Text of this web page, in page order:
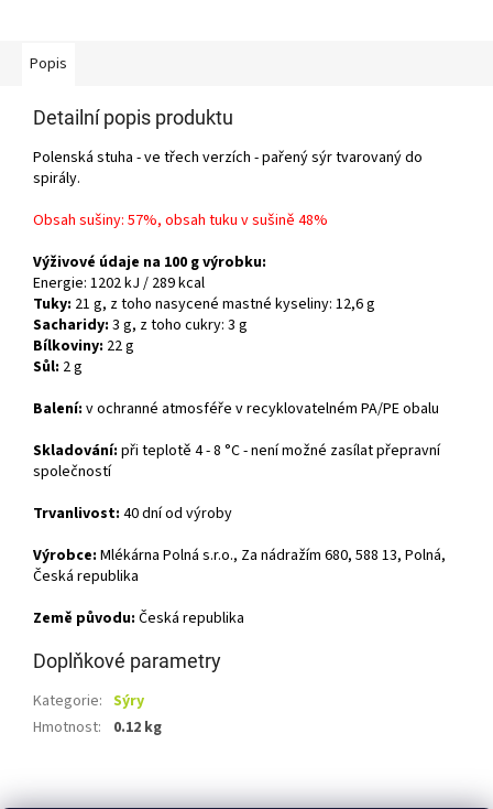
Popis
Detailní popis produktu
Polenská stuha - ve třech verzích - pařený sýr tvarovaný do
spirály.
Obsah sušiny: 57%, obsah tuku v sušině 48%
Výživové údaje na 100 g výrobku:
Energie: 1202 kJ / 289 kcal
Tuky: 21 g, z toho nasycené mastné kyseliny: 12,6 g
Sacharidy: 3 g, z toho cukry: 3 g
Bílkoviny: 22 g
Sůl: 2 g
Balení: v ochranné atmosféře v recyklovatelném PA/PE obalu
Skladování: při teplotě 4 - 8 °C - není možné zasílat přepravní
společností
Trvanlivost: 40 dní od výroby
Výrobce: Mlékárna Polná s.r.o., Za nádražím 680, 588 13, Polná,
Česká republika
Země původu: Česká republika
Doplňkové parametry
Kategorie: Sýry
Hmotnost: 0.12 kg